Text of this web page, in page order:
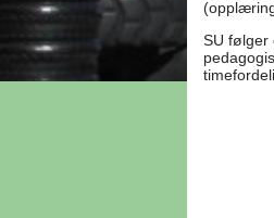
SU følger